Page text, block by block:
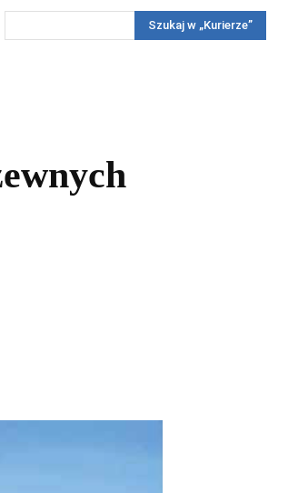
KonkursyWięcej
Szukaj w „Kurierze”